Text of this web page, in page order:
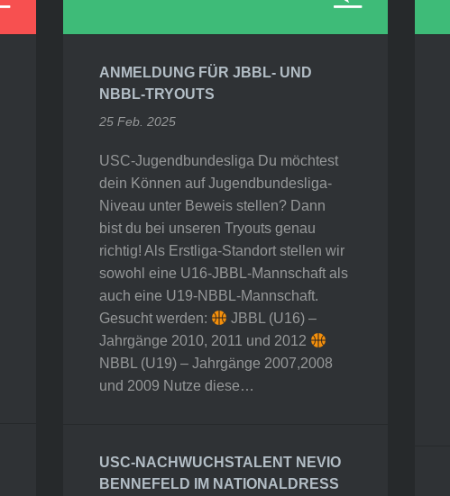
ANMELDUNG FÜR JBBL- UND
NBBL-TRYOUTS
25 Feb. 2025
USC-Jugendbundesliga Du möchtest
dein Können auf Jugendbundesliga-
Niveau unter Beweis stellen? Dann
bist du bei unseren Tryouts genau
richtig! Als Erstliga-Standort stellen wir
sowohl eine U16-JBBL-Mannschaft als
auch eine U19-NBBL-Mannschaft.
Gesucht werden:
JBBL (U16) –
Jahrgänge 2010, 2011 und 2012
NBBL (U19) – Jahrgänge 2007,2008
und 2009 Nutze diese…
USC-NACHWUCHSTALENT NEVIO
BENNEFELD IM NATIONALDRESS